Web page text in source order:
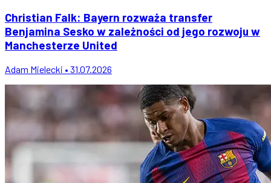
Christian Falk: Bayern rozważa transfer
Benjamina Sesko w zależności od jego rozwoju w
Manchesterze United
Adam Mielecki • 31.07.2026